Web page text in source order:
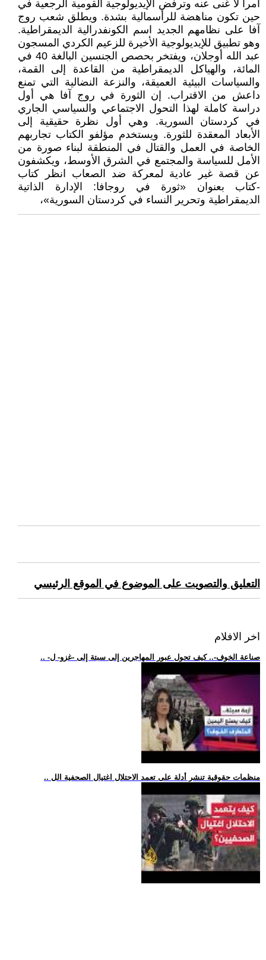
أمراً لا غنى عنه وترفض الإيديولوجية القومية الرجعية في
حين تكون مناهضة للرأسمالية بشدة. ويطلق شعب روج
آفا على نظامهم الجديد اسم الكونفدرالية الديمقراطية.
وهو تطبيق للإيديولوجية الأخيرة للزعيم الكردي المسجون
عبد الله أوجلان، ويفتخر بحصص الجنسين البالغة 40 في
المائة، والهياكل الديمقراطية من القاعدة إلى القمة،
والسياسات البيئية العميقة، والنزعة النضالية التي تمنع
داعش من الاقتراب. إن الثورة في روج آفا هي أول
دراسة كاملة لهذا التحول الاجتماعي والسياسي الجاري
في كردستان السورية. وهي أول نظرة حقيقية إلى
الأبعاد المعقدة للثورة. ويستخدم مؤلفو الكتاب تجاربهم
الخاصة في العمل والقتال في المنطقة لبناء صورة من
الأمل للسياسة والمجتمع في الشرق الأوسط، ويكشفون
عن قصة غير عادية لمعركة ضد الصعاب انظر كتاب
-كتاب بعنوان «ثورة في روجافا: الإدارة الذاتية
الديمقراطية وتحرير النساء في كردستان السورية»،
التعليق والتصويت على الموضوع في الموقع الرئيسي
اخر الافلام
.. -صناعة الخوف-.. كيف تحول عبور المهاجرين إلى سبتة إلى -غزو- ل
.. منظمات حقوقية تنشر أدلة على تعمد الاحتلال اغتيال الصحفية الل